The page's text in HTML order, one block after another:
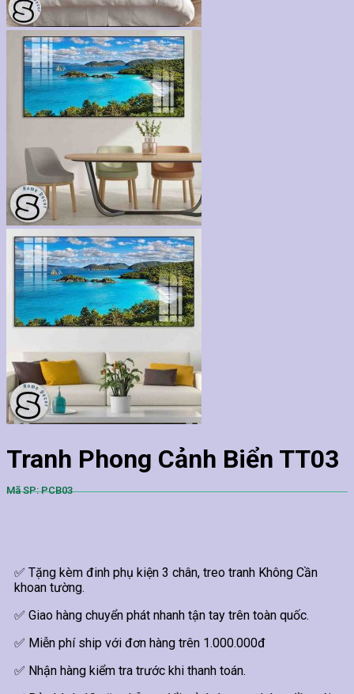
Tranh Phong Cảnh Biển TT03
Mã SP: PCB03
✅ Tặng kèm đinh phụ kiện 3 chân, treo tranh Không Cần
khoan tường.
✅ Giao hàng chuyển phát nhanh tận tay trên toàn quốc.
✅ Miễn phí ship với đơn hàng trên 1.000.000đ
✅ Nhận hàng kiểm tra trước khi thanh toán.